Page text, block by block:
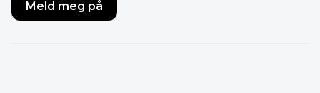
Meld meg på